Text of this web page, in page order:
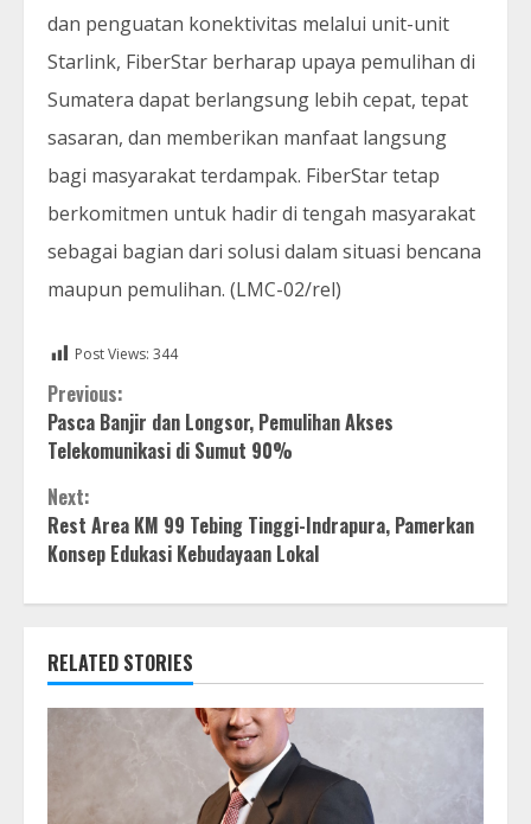
dan penguatan konektivitas melalui unit-unit
Starlink, FiberStar berharap upaya pemulihan di
Sumatera dapat berlangsung lebih cepat, tepat
sasaran, dan memberikan manfaat langsung
bagi masyarakat terdampak. FiberStar tetap
berkomitmen untuk hadir di tengah masyarakat
sebagai bagian dari solusi dalam situasi bencana
maupun pemulihan. (LMC-02/rel)
Post Views: 344
Continue
Reading
Previous:
Pasca Banjir dan Longsor, Pemulihan Akses
Telekomunikasi di Sumut 90%
Next:
Rest Area KM 99 Tebing Tinggi-Indrapura, Pamerkan
Konsep Edukasi Kebudayaan Lokal
RELATED STORIES